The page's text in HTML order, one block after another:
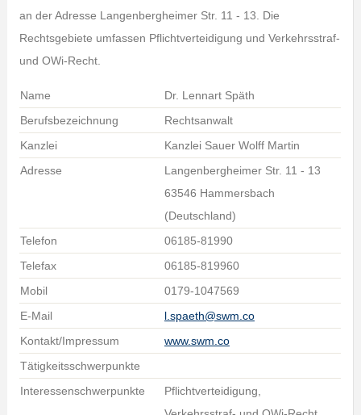
an der Adresse Langenbergheimer Str. 11 - 13. Die
Rechtsgebiete umfassen Pflichtverteidigung und Verkehrsstraf-
und OWi-Recht.
Name
Dr. Lennart Späth
Berufsbezeichnung
Rechtsanwalt
Kanzlei
Kanzlei Sauer Wolff Martin
Adresse
Langenbergheimer Str. 11 - 13
63546 Hammersbach
(Deutschland)
Telefon
06185-81990
Telefax
06185-819960
Mobil
0179-1047569
E-Mail
l.spaeth@swm.co
Kontakt/Impressum
www.swm.co
Tätigkeitsschwerpunkte
Interessenschwerpunkte
Pflichtverteidigung,